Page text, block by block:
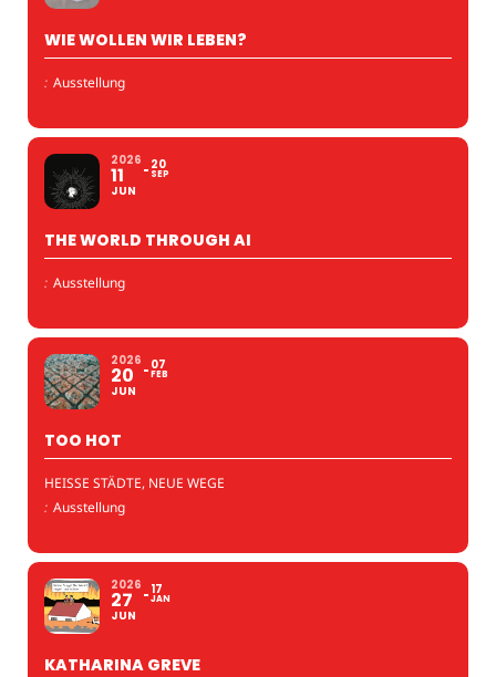
WIE WOLLEN WIR LEBEN?
: Ausstellung
2026
11
JUN
20
SEP
THE WORLD THROUGH AI
: Ausstellung
2026
20
JUN
07
FEB
TOO HOT
HEISSE STÄDTE, NEUE WEGE
: Ausstellung
2026
27
JUN
17
JAN
KATHARINA GREVE